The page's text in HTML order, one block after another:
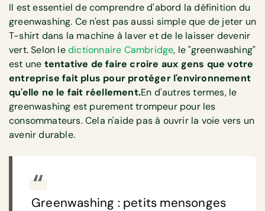
Il est essentiel de comprendre d'abord la définition du
greenwashing. Ce n'est pas aussi simple que de jeter un
T-shirt dans la machine à laver et de le laisser devenir
vert. Selon ledictionnaire Cambridge, le "greenwashing"
est une tentative de faire croire aux gens que votre
entreprise fait plus pour protéger l'environnement
qu'elle ne le fait réellement.En d'autres termes, le
greenwashing est purement trompeur pour les
consommateurs. Cela n'aide pas à ouvrir la voie vers un
avenir durable.
Greenwashing : petits mensonges